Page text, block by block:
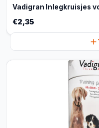
Vadigran Inlegkruisjes
€2,35